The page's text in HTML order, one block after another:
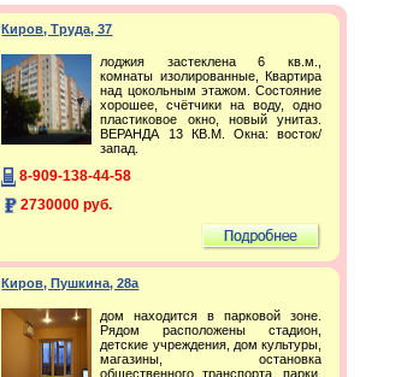
Киров, Труда, 37
лоджия застеклена 6 кв.м.,
комнаты изолированные, Квартира
над цокольным этажом. Состояние
хорошее, счётчики на воду, одно
пластиковое окно, новый унитаз.
ВЕРАНДА 13 КВ.М. Окна: восток/
запад.
8-909-138-44-58
2730000 руб.
Киров, Пушкина, 28а
дом находится в парковой зоне.
Рядом расположены стадион,
детские учреждения, дом культуры,
магазины, остановка
общественного транспорта, парки.